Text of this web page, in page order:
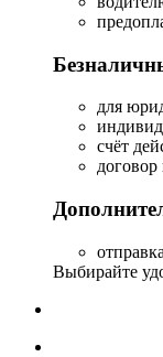
для
счёт
договор
Выбирайте